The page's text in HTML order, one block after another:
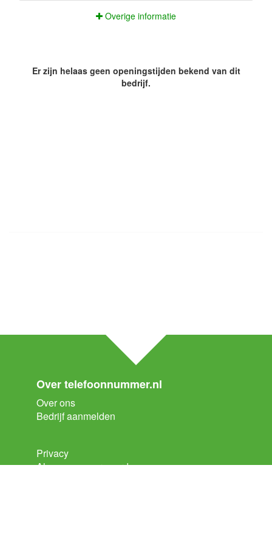
Overige informatie
Er zijn helaas geen openingstijden bekend van dit
bedrijf.
Over telefoonnummer.nl
Over ons
Bedrijf aanmelden
Privacy
Algemene voorwaarden